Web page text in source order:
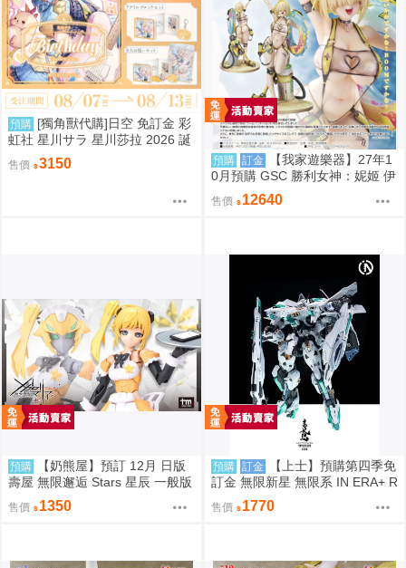
預購 [獨角獸代購]日空 免訂金 彩
虹社 星川サラ 星川莎拉 2026 誕
生日記念 套組 にじさんじ 預購
售價 3150 預購 訂金
【我家遊樂器】27年1
0月預購 GSC 勝利女神：妮姬 伊
萊格：BOOM與驚嚇 1/4完成品
售價 12640
預購
【奶熊屋】預訂 12月 日版
壽屋 無限邂逅 Stars 星辰 一般版
組裝模型 0816
售價 1350
預購 訂金
【上士】預購第四季免
訂金 無限新星 無限系 IN ERA+ R
MD 青鳶 組裝模型 0812
售價 1770